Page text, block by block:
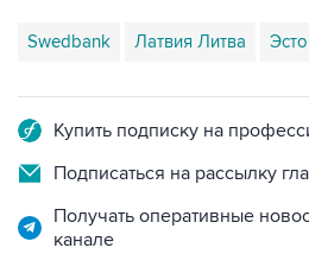
Swedbank Латвия Литва
Купить подписку на
Подписаться на рассылку
Получать оперативные
канале